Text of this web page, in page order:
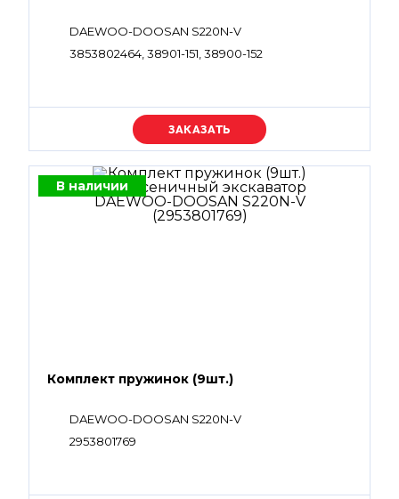
DAEWOO-DOOSAN S220N-V
3853802464, 38901-151, 38900-152
Уточняйте цену
В наличии
Комплект пружинок (9шт.)
DAEWOO-DOOSAN S220N-V
2953801769